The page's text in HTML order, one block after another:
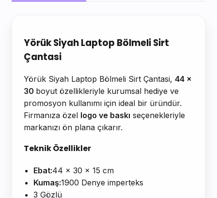
Yörük Siyah Laptop Bölmeli Sirt
Çantasi
Yörük Siyah Laptop Bölmeli Sirt Çantasi, 44 x
30 boyut özellikleriyle kurumsal hediye ve
promosyon kullanımı için ideal bir üründür.
Firmanıza özel logo ve baskı seçenekleriyle
markanızı ön plana çıkarır.
Teknik Özellikler
Ebat:44 x 30 x 15 cm
Kumaş:1900 Denye imperteks
3 Gözlü